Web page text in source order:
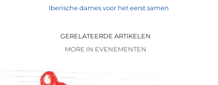
Iberische dames voor het eerst samen
GERELATEERDE ARTIKELEN
MORE IN EVENEMENTEN